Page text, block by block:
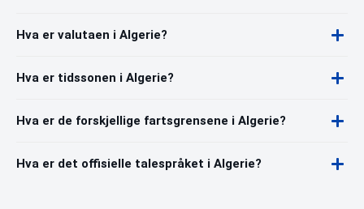
Hva er valutaen i Algerie?
Hva er tidssonen i Algerie?
Hva er de forskjellige fartsgrensene i Algerie?
Hva er det offisielle talespråket i Algerie?